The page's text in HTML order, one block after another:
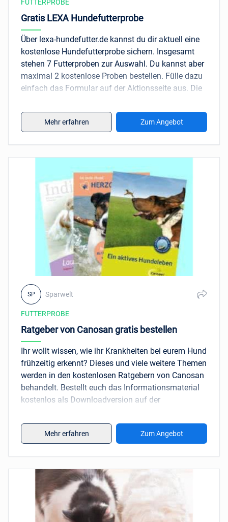
FUTTERPROBE
Gratis LEXA Hundefutterprobe
Über lexa-hundefutter.de kannst du dir aktuell eine
kostenlose Hundefutterprobe sichern. Insgesamt
stehen 7 Futterproben zur Auswahl. Du kannst aber
maximal 2 kostenlose Proben bestellen. Fülle dazu
einfach das Formular auf der Aktionsseite aus. Die
kannst du auch weglassen.
Mehr erfahren Zum Angebot
FUTTERPROBE
Ratgeber von Canosan gratis bestellen
Ihr wollt wissen, wie ihr Krankheiten bei eurem Hund
frühzeitig erkennt? Dieses und viele weitere Themen
werden in den kostenlosen Ratgebern von Canosan
behandelt. Bestellt euch das Informationsmaterial
kostenlos als Downloadversion auf der
Mehr erfahren Zum Angebot
SP Sparwelt